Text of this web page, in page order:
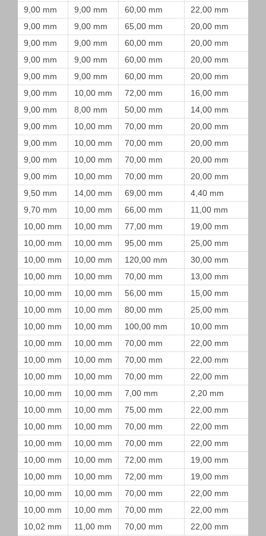
9,00 mm
9,00 mm 60,00 mm
22,00 mm
9,00 mm
9,00 mm 65,00 mm
20,00 mm
9,00 mm
9,00 mm 60,00 mm
20,00 mm
9,00 mm
9,00 mm 60,00 mm
20,00 mm
9,00 mm
9,00 mm 60,00 mm
20,00 mm
9,00 mm
10,00 mm 72,00 mm
16,00 mm
9,00 mm
8,00 mm 50,00 mm
14,00 mm
9,00 mm
10,00 mm 70,00 mm
20,00 mm
9,00 mm
10,00 mm 70,00 mm
20,00 mm
9,00 mm
10,00 mm 70,00 mm
20,00 mm
9,00 mm
10,00 mm 70,00 mm
20,00 mm
9,50 mm
14,00 mm 69,00 mm
4,40 mm
9,70 mm
10,00 mm 66,00 mm
11,00 mm
10,00 mm
10,00 mm 77,00 mm
19,00 mm
10,00 mm
10,00 mm 95,00 mm
25,00 mm
10,00 mm
10,00 mm 120,00 mm
30,00 mm
10,00 mm
10,00 mm 70,00 mm
13,00 mm
10,00 mm
10,00 mm 56,00 mm
15,00 mm
10,00 mm
10,00 mm 80,00 mm
25,00 mm
10,00 mm
10,00 mm 100,00 mm
10,00 mm
10,00 mm
10,00 mm 70,00 mm
22,00 mm
10,00 mm
10,00 mm 70,00 mm
22,00 mm
10,00 mm
10,00 mm 70,00 mm
22,00 mm
10,00 mm
10,00 mm 7,00 mm
2,20 mm
10,00 mm
10,00 mm 75,00 mm
22,00 mm
10,00 mm
10,00 mm 70,00 mm
22,00 mm
10,00 mm
10,00 mm 70,00 mm
22,00 mm
10,00 mm
10,00 mm 72,00 mm
19,00 mm
10,00 mm
10,00 mm 72,00 mm
19,00 mm
10,00 mm
10,00 mm 70,00 mm
22,00 mm
10,00 mm
10,00 mm 70,00 mm
22,00 mm
10,02 mm
11,00 mm 70,00 mm
22,00 mm